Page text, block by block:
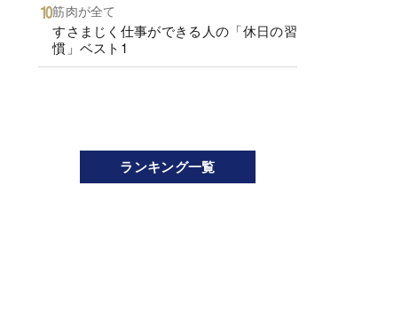
筋肉が全て
すさまじく仕事ができる人の「休日の習
慣」ベスト1
ランキング一覧